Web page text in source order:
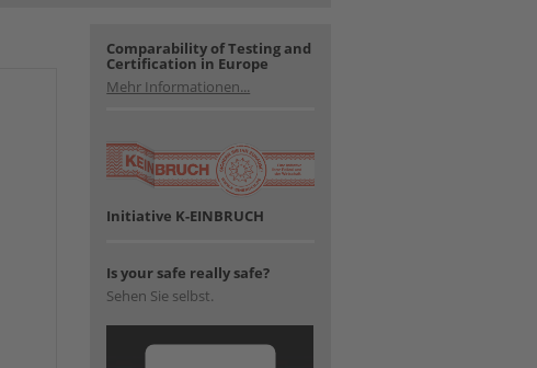
Comparability of Testing and
Certification in Europe
Mehr Informationen...
Initiative K-EINBRUCH
Is your safe really safe?
Sehen Sie selbst.